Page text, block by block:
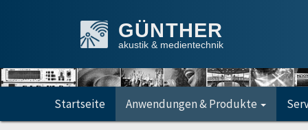
GÜNTHER
akustik & medientechnik
Startseite Anwendungen & Produkte